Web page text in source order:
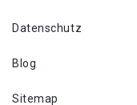
Datenschutz
Blog
Sitemap